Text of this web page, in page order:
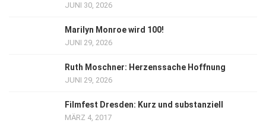
JUNI 30, 2026
Marilyn Monroe wird 100!
JUNI 29, 2026
Ruth Moschner: Herzenssache Hoffnung
JUNI 29, 2026
Filmfest Dresden: Kurz und substanziell
MÄRZ 4, 2017